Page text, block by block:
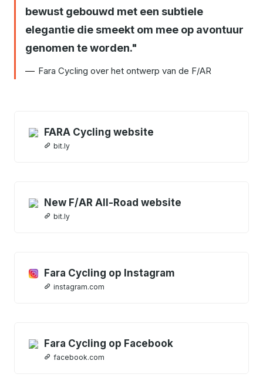
bewust gebouwd met een subtiele
elegantie die smeekt om mee op avontuur
genomen te worden.
Fara Cycling over het ontwerp van de F/AR
FARA Cycling website
bit.ly
New F/AR All-Road website
bit.ly
Fara Cycling op Instagram
instagram.com
Fara Cycling op Facebook
facebook.com